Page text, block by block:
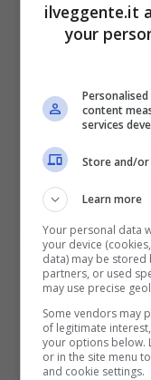
BONUS
Fino a
Per i nuovi
Bonus
ilveggente.it
your
content
services
Store and/
Learn more
Your personal data
your device
data) may be stored
partners, or used
may use precise
Some vendors may
of legitimate
your options below.
or in the site menu
and cookie settings.